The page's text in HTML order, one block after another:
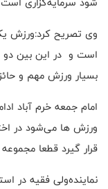
وی تصریح کرد:ورزش
است و در این بین دو
بسیار ورزش مهم و
امام جمعه خرم ‌آباد
ورزش ها می‌شود در
قرار گیرد قطعا
نماینده‌ولی فقیه در